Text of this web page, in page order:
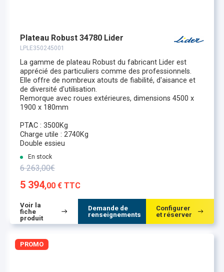
Plateau Robust 34780 Lider
LPLE350245001
La gamme de plateau Robust du fabricant Lider est
apprécié des particuliers comme des professionnels.
Elle offre de nombreux atouts de fiabilité, d'aisance et
de diversité d'utilisation.
Remorque avec roues extérieures, dimensions 4500 x
1900 x 180mm
PTAC : 3500Kg
Charge utile : 2740Kg
Double essieu
En stock
6 263,00€
5 394,00 € TTC
Voir la
fiche
produit
Demande de
renseignements
Configurer
et réserver
PROMO